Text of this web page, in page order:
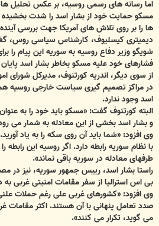
اما رسانه های رسمی روسیه، بر عکس تحلیل
مسکو حمایت خود از بشار اسد را شدت بخشیده
ها را بر روی تلاش های آمریکا جهت بررسی
دیمیتری کیسلیوف، کارشناس سیاسی روس،
شویگو وزیر دفاع روسیه به سوریه این پیام را
فشارهای خود علیه مسکو بخاطر بشار اسد
از سوی دیگر، اندریه کورتنوف، مدیرکل شورای
در مراکز تصمیم گیری سیاست خارجی روسیه
اسد وجود ندارد.
البته کورتنوف گفت: «مسکو باید خود را به
و بشار اسد بخشی از این معادله به شمار می
وی افزود: «شما باید آن روی سکه را به یاد
با نظام سوریه رابطه دارد. اگر روسیه این رابطه
طرفهای معادله در سوریه باقی نماند».
راستا بشار اسد، رییس جمهور سوریه، نیز در
بی اس استرالیا از سفر مقامات امنیتی غربی
وی افزود: «کشورهای غربی علی رغم حملات
صدد تعامل پنهانی با آن هستند. اکثر مقامات
می گوید، تکرار می کنند».